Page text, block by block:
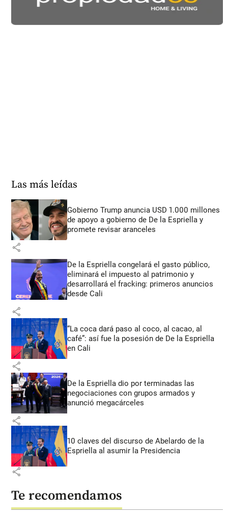
Las más leídas
Gobierno Trump anuncia USD 1.000 millones
de apoyo a gobierno de De la Espriella y
promete revisar aranceles
share
De la Espriella congelará el gasto público,
eliminará el impuesto al patrimonio y
desarrollará el fracking: primeros anuncios
desde Cali
share
“La coca dará paso al coco, al cacao, al
café”: así fue la posesión de De la Espriella
en Cali
share
De la Espriella dio por terminadas las
negociaciones con grupos armados y
anunció megacárceles
share
10 claves del discurso de Abelardo de la
Espriella al asumir la Presidencia
share
Te recomendamos